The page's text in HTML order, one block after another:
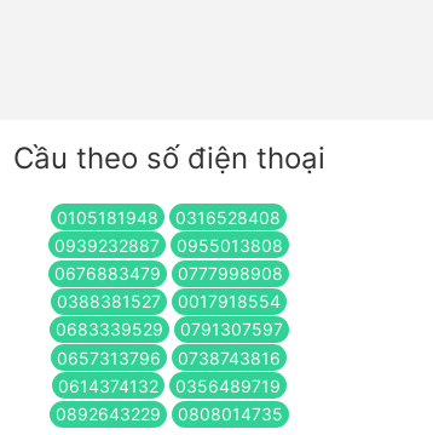
Cầu theo số điện thoại
0105181948
0316528408
0939232887
0955013808
0676883479
0777998908
0388381527
0017918554
0683339529
0791307597
0657313796
0738743816
0614374132
0356489719
0892643229
0808014735